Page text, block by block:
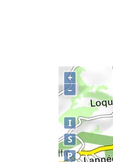
+
–
I
S
P